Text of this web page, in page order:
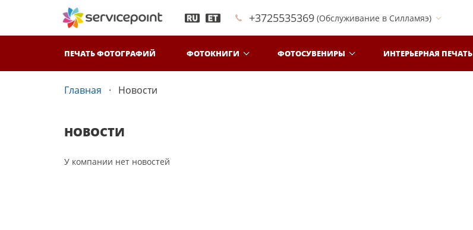
+3725535369 (Обслуживание в Силламяэ)
ПЕЧАТЬ ФОТОГРАФИЙ ФОТОКНИГИ ФОТОСУВЕНИРЫ ИНТЕРЬЕРНАЯ ПЕЧАТЬ
Главная Новости
НОВОСТИ
У компании нет новостей